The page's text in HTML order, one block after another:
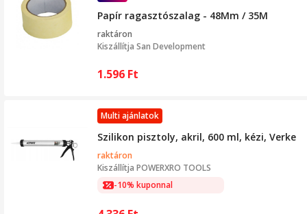
Papír ragasztószalag - 48Mm / 35M
raktáron
Kiszállítja San Development
1.596 Ft
Multi ajánlatok
Szilikon pisztoly, akril, 600 ml, kézi, Verke
raktáron
Kiszállítja POWERXRO TOOLS
-10% kuponnal